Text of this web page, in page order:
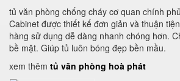
tủ văn phòng chống cháy cơ quan chính
Cabinet được thiết kế đơn giản và thuận
hàng sử dụng dễ dàng nhanh chóng hơn.
bề mặt. Giúp tủ luôn bóng đẹp bền mầu.
xem thêm tủ văn phòng hoà phát